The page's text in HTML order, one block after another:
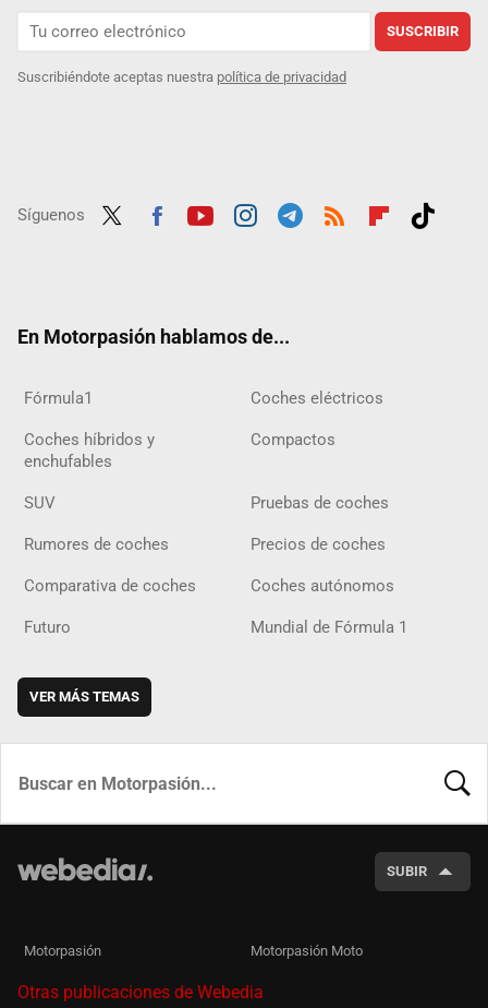
SUSCRIBIR
Suscribiéndote aceptas nuestra política de privacidad
Síguenos
En Motorpasión hablamos de...
Fórmula1 Coches eléctricos
Coches híbridos y
enchufables
Compactos
SUV Pruebas de coches
Rumores de coches Precios de coches
Comparativa de coches Coches autónomos
Futuro Mundial de Fórmula 1
VER MÁS TEMAS
SUBIR
Motorpasión Motorpasión Moto
Otras publicaciones de Webedia